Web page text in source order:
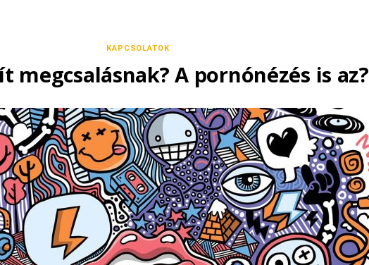
KAPCSOLATOK
megcsalásnak? A pornónézés is az?